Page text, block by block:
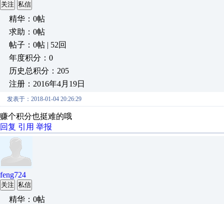
关注 私信
精华：0帖
求助：0帖
帖子：0帖 | 52回
年度积分：0
历史总积分：205
注册：2016年4月19日
发表于：2018-01-04 20:26:29
赚个积分也挺难的哦
回复 引用 举报
feng724
关注 私信
精华：0帖